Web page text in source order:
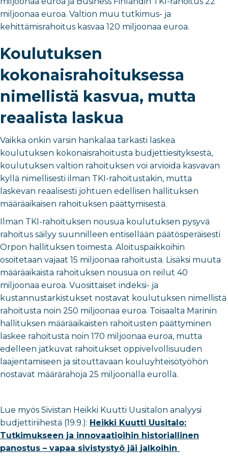
miljoonaa euroa. Valtion muu tutkimus- ja
kehittämisrahoitus kasvaa 120 miljoonaa euroa.
Koulutuksen
kokonaisrahoituksessa
nimellistä kasvua, mutta
reaalista laskua
Vaikka onkin varsin hankalaa tarkasti laskea
koulutuksen kokonaisrahoitusta budjettiesityksestä,
koulutuksen valtion rahoituksen voi arvioida kasvavan
kyllä nimellisesti ilman TKI-rahoitustakin, mutta
laskevan reaalisesti johtuen edellisen hallituksen
määräaikaisen rahoituksen päättymisestä.
Ilman TKI-rahoituksen nousua koulutuksen pysyvä
rahoitus säilyy suunnilleen entisellään päätösperäisesti
Orpon hallituksen toimesta. Aloituspaikkoihin
osoitetaan vajaat 15 miljoonaa rahoitusta. Lisäksi muuta
määräaikaista rahoituksen nousua on reilut 40
miljoonaa euroa. Vuosittaiset indeksi- ja
kustannustarkistukset nostavat koulutuksen nimellistä
rahoitusta noin 250 miljoonaa euroa. Toisaalta Marinin
hallituksen määräaikaisten rahoitusten päättyminen
laskee rahoitusta noin 170 miljoonaa euroa, mutta
edelleen jatkuvat rahoitukset oppivelvollisuuden
laajentamiseen ja sitouttavaan kouluyhteisötyöhön
nostavat määrärahoja 25 miljoonalla eurolla.
Lue myös Sivistan Heikki Kuutti Uusitalon analyysi
budjettiriihestä (19.9.): Heikki Kuutti Uusitalo:
Tutkimukseen ja innovaatioihin historiallinen
panostus – vapaa sivistystyö jäi jalkoihin